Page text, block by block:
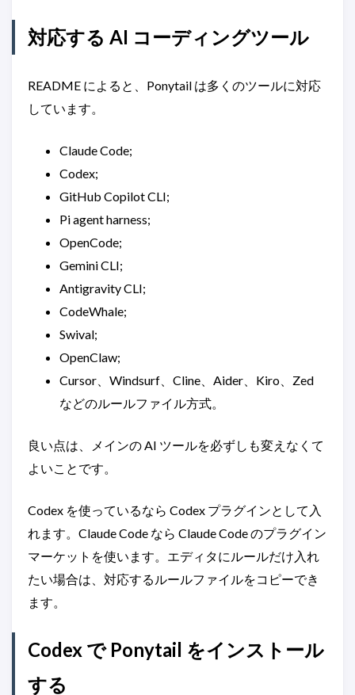
対応する AI コーディングツール
README によると、Ponytail は多くのツールに対応
しています。
Claude Code;
Codex;
GitHub Copilot CLI;
Pi agent harness;
OpenCode;
Gemini CLI;
Antigravity CLI;
CodeWhale;
Swival;
OpenClaw;
Cursor、Windsurf、Cline、Aider、Kiro、Zed
などのルールファイル方式。
良い点は、メインの AI ツールを必ずしも変えなくて
よいことです。
Codex を使っているなら Codex プラグインとして入
れます。Claude Code なら Claude Code のプラグイン
マーケットを使います。エディタにルールだけ入れ
たい場合は、対応するルールファイルをコピーでき
ます。
Codex で Ponytail をインストール
する